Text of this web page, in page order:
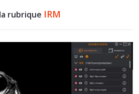
rubrique IRM